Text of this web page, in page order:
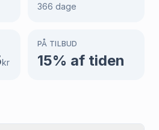
366 dage
kr
PÅ TILBUD
15% af tiden